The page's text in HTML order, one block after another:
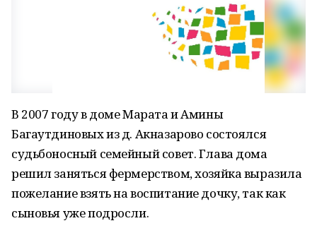
В 2007 году в доме Марата и Амины
Багаутдиновых из д. Акназарово состоялся
судьбоносный семейный совет. Глава дома
решил заняться фермерством, хозяйка выразила
пожелание взять на воспитание дочку, так как
сыновья уже подросли.